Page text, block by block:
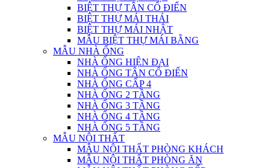
BIỆT THỰ TÂN CỔ ĐIỂN
BIỆT THỰ MÁI THÁI
BIỆT THỰ MÁI NHẬT
MẪU BIỆT THỰ MÁI BẰNG
MẪU NHÀ ỐNG
NHÀ ỐNG HIỆN ĐẠI
NHÀ ỐNG TÂN CỔ ĐIỂN
NHÀ ỐNG CẤP 4
NHÀ ỐNG 2 TẦNG
NHÀ ỐNG 3 TẦNG
NHÀ ỐNG 4 TẦNG
NHÀ ỐNG 5 TẦNG
MẪU NỘI THẤT
MẪU NỘI THẤT PHÒNG KHÁCH
MẪU NỘI THẤT PHÒNG ĂN